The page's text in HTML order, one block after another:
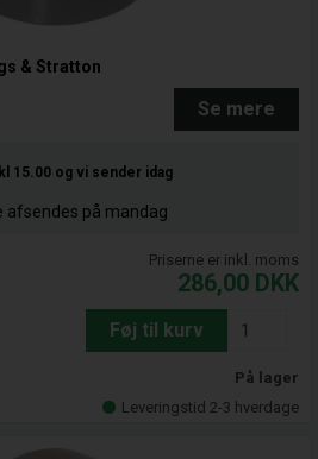
& Stratton
Se mere
15.00 og vi sender idag
afsendes på mandag
Priserne er inkl. moms
286,00 DKK
Føj til kurv
På lager
Leveringstid 2-3 hverdage